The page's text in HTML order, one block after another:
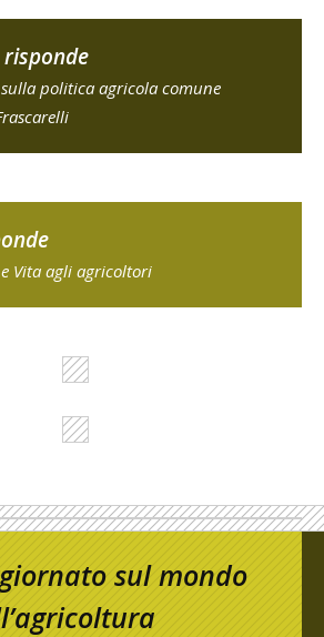
risponde
politica agricola comune
Vita agli agricoltori
sul mondo